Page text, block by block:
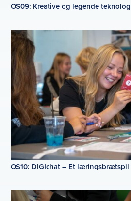
OS09: Kreative og legende
OS10: DIGIchat – Et